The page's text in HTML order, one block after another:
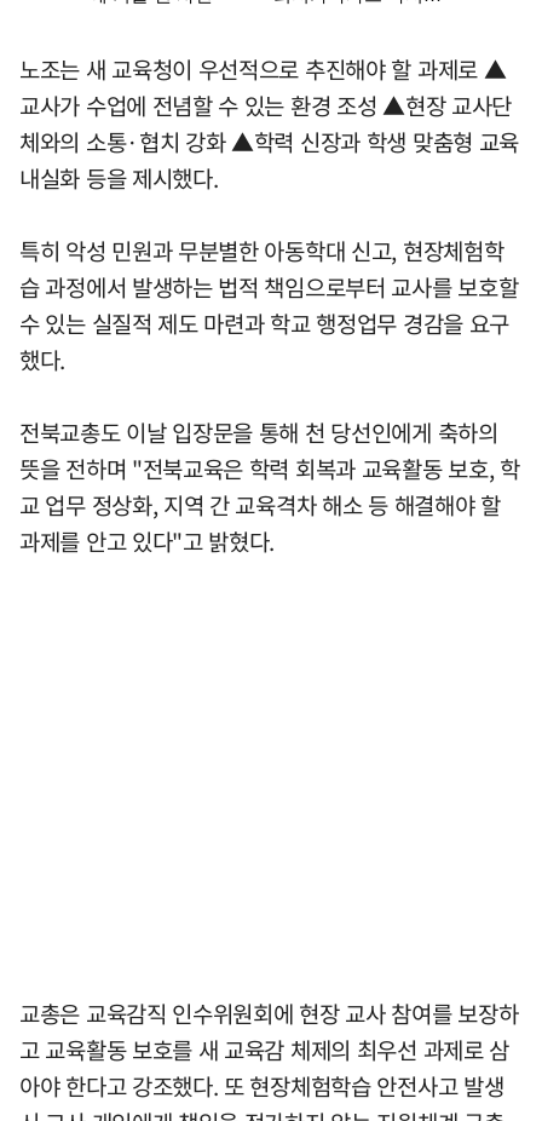
노조는 새 교육청이 우선적으로 추진해야 할 과제로 ▲
교사가 수업에 전념할 수 있는 환경 조성 ▲현장 교사단
체와의 소통·협치 강화 ▲학력 신장과 학생 맞춤형 교육
내실화 등을 제시했다.
특히 악성 민원과 무분별한 아동학대 신고, 현장체험학
습 과정에서 발생하는 법적 책임으로부터 교사를 보호할
수 있는 실질적 제도 마련과 학교 행정업무 경감을 요구
했다.
전북교총도 이날 입장문을 통해 천 당선인에게 축하의
뜻을 전하며 "전북교육은 학력 회복과 교육활동 보호, 학
교 업무 정상화, 지역 간 교육격차 해소 등 해결해야 할
과제를 안고 있다"고 밝혔다.
교총은 교육감직 인수위원회에 현장 교사 참여를 보장하
고 교육활동 보호를 새 교육감 체제의 최우선 과제로 삼
아야 한다고 강조했다. 또 현장체험학습 안전사고 발생